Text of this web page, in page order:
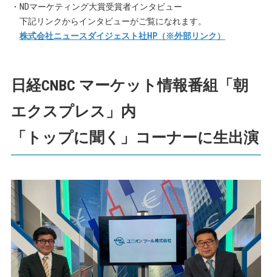
・NDマーケティング大賞受賞者インタビュー
下記リンクからインタビューがご覧になれます。
株式会社ニュースダイジェスト社HP（※外部リンク）
日経CNBC マーケット情報番組「朝
エクスプレス」内
「トップに聞く」コーナーに生出演